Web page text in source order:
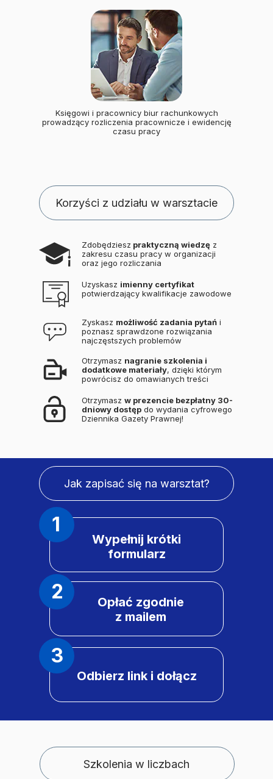
Księgowi i pracownicy biur rachunkowych
prowadzący rozliczenia pracownicze i ewidencję
czasu pracy
Korzyści z udziału w warsztacie
Zdobędziesz praktyczną wiedzę z
zakresu czasu pracy w organizacji
oraz jego rozliczania
Uzyskasz imienny certyfikat
potwierdzający kwalifikacje zawodowe
Zyskasz możliwość zadania pytań i
poznasz sprawdzone rozwiązania
najczęstszych problemów
Otrzymasz nagranie szkolenia i
dodatkowe materiały, dzięki którym
powrócisz do omawianych treści
Otrzymasz w prezencie bezpłatny 30-
dniowy dostęp do wydania cyfrowego
Dziennika Gazety Prawnej!
Jak zapisać się na warsztat?
1
Wypełnij krótki
formularz
Opłać zgodnie
z mailem
2
Odbierz link i dołącz
3
Szkolenia w liczbach